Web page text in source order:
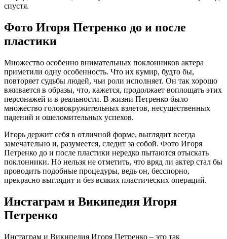
спустя.
Фото Игоря Петренко до и после
пластики
Множество особенно внимательных поклонников актера
приметили одну особенность. Что их кумир, будто бы,
повторяет судьбы людей, чьи роли исполняет. Он так хорошо
вживается в образы, что, кажется, продолжает воплощать этих
персонажей и в реальности. В жизни Петренко было
множество головокружительных взлетов, несущественных
падений и ошеломительных успехов.
Игорь держит себя в отличной форме, выглядит всегда
замечательно и, разумеется, следит за собой. Фото Игоря
Петренко до и после пластики нередко пытаются отыскать
поклонники. Но нельзя не отметить, что вряд ли актер стал бы
проводить подобные процедуры, ведь он, бесспорно,
прекрасно выглядит и без всяких пластических операций.
Инстаграм и Википедия Игоря
Петренко
Инстаграм и Википедия Игоря Петренко – это так